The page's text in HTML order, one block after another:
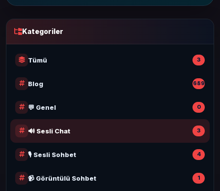
Kategoriler
Tümü 3
Blog 689
💬 Genel 0
🔊 Sesli Chat 3
🎙️ Sesli Sohbet 4
📹 Görüntülü Sohbet 1